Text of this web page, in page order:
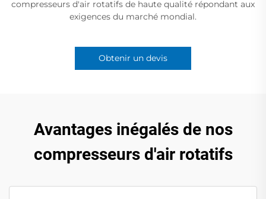
compresseurs d'air rotatifs de haute qualité répondant aux
exigences du marché mondial.
Obtenir un devis
Avantages inégalés de nos
compresseurs d'air rotatifs